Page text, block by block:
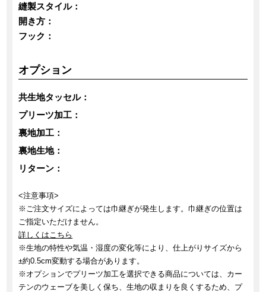
縫製スタイル：
開き方：
フック：
オプション
共生地タッセル：
プリーツ加工：
裏地加工：
裏地生地：
リターン：
<注意事項>
※ご注文サイズによっては巾継ぎが発生します。巾継ぎの位置は
ご指定いただけません。
詳しくはこちら
※生地の特性や気温・湿度の変化等により、仕上がりサイズから
±約0.5cm変動する場合があります。
※オプションでプリーツ加工を選択できる商品については、カー
テンのウェーブを美しく保ち、生地の収まりを良くするため、プ